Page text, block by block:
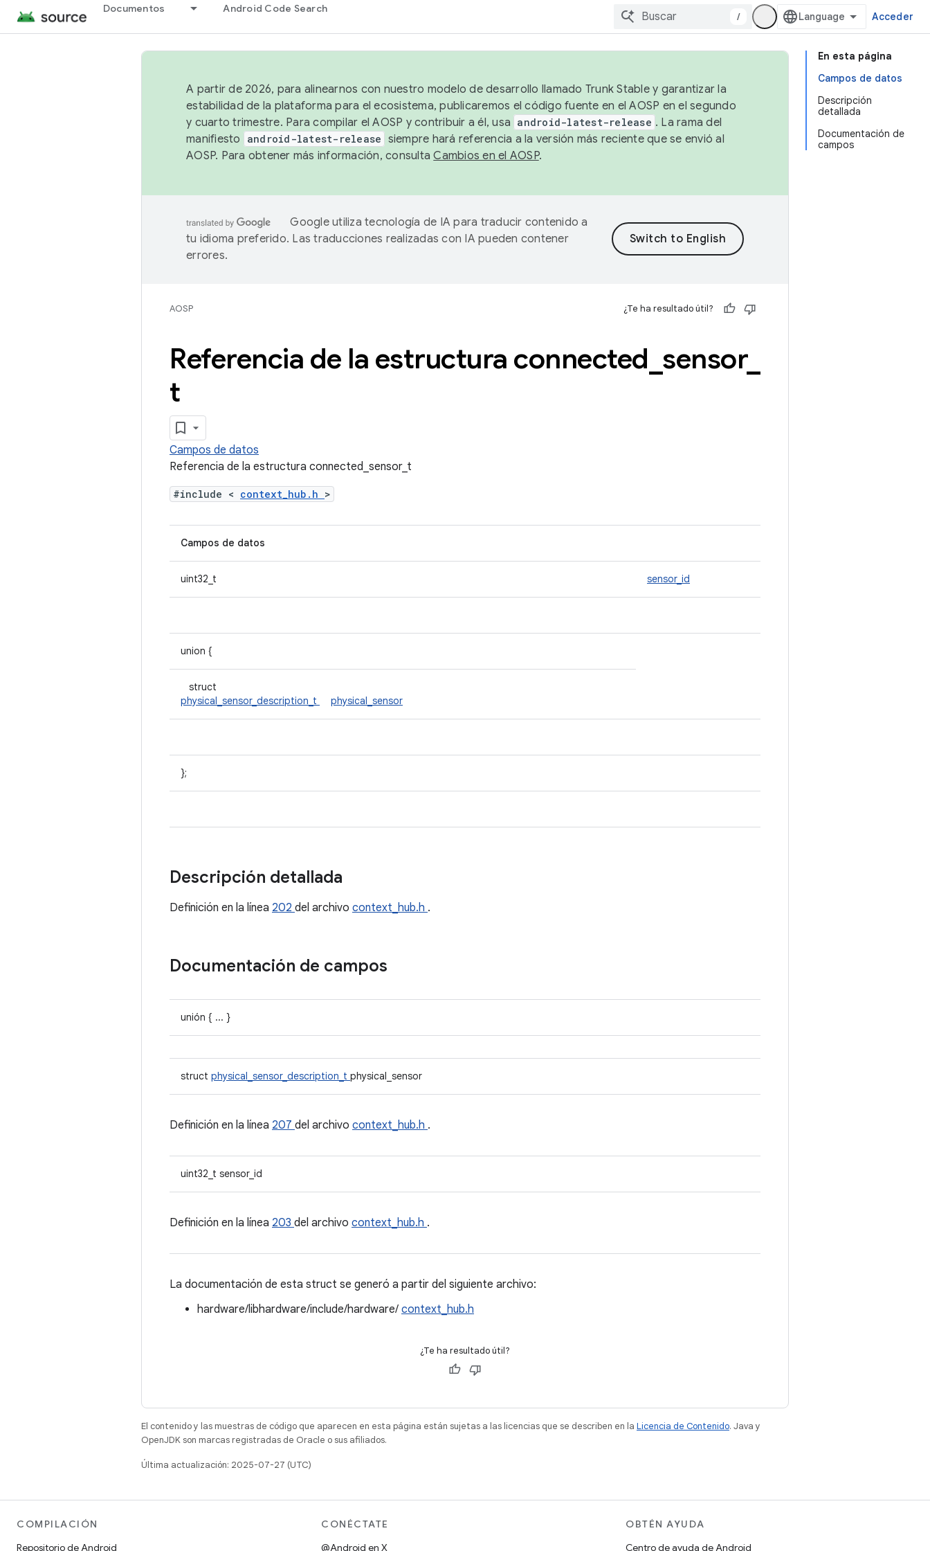
Documentos Android Code Search
/ Acceder
En esta página
Campos de datos
Descripción
detallada
Documentación de
campos
A partir de 2026, para alinearnos con nuestro modelo de desarrollo llamado Trunk Stable y garantizar la
estabilidad de la plataforma para el ecosistema, publicaremos el código fuente en el AOSP en el segundo
y cuarto trimestre. Para compilar el AOSP y contribuir a él, usa android-latest-release . La rama del
manifiesto
android-latest-release siempre hará referencia a la versión más reciente que se envió al
AOSP. Para obtener más información, consultaCambios en el AOSP.
Google utiliza tecnología de IA para traducir contenido a
tu idioma preferido. Las traducciones realizadas con IA pueden contener
errores.
AOSP ¿Te ha resultado útil?
Referencia de la estructura connected sensor_
t
Campos de datos
Referencia de la estructura connected_sensor_t
#include < context_hub.h >
Campos de datos
uint32_t sensor_id
union {
struct
physical_sensor_description_t
physical_sensor
};
Descripción detallada
Definición en la línea 202 del archivo context_hub.h .
Documentación de campos
unión { ... }
struct physical_sensor_description_t physical_sensor
Definición en la línea 207 del archivo context_hub.h .
uint32_t sensor_id
Definición en la línea 203 del archivo context_hub.h .
La documentación de esta struct se generó a partir del siguiente archivo:
hardware/libhardware/include/hardware/ context_hub.h
¿Te ha resultado útil?
El contenido y las muestras de código que aparecen en esta página están sujetas a las licencias que se describen en la Licencia de Contenido. Java y
OpenJDK son marcas registradas de Oracle o sus afiliados.
Última actualización: 2025-07-27 (UTC)
COMPILACIÓN
Repositorio de Android
CONÉCTATE
@Android en X
OBTÉN AYUDA
Centro de ayuda de Android